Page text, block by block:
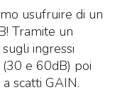
usufruire di un
Tramite un
ingressi
e 60dB) poi
scatti GAIN.